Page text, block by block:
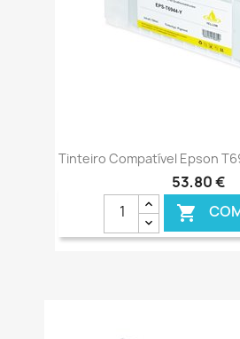
Tinteiro Compatível Epson
53,80 €
